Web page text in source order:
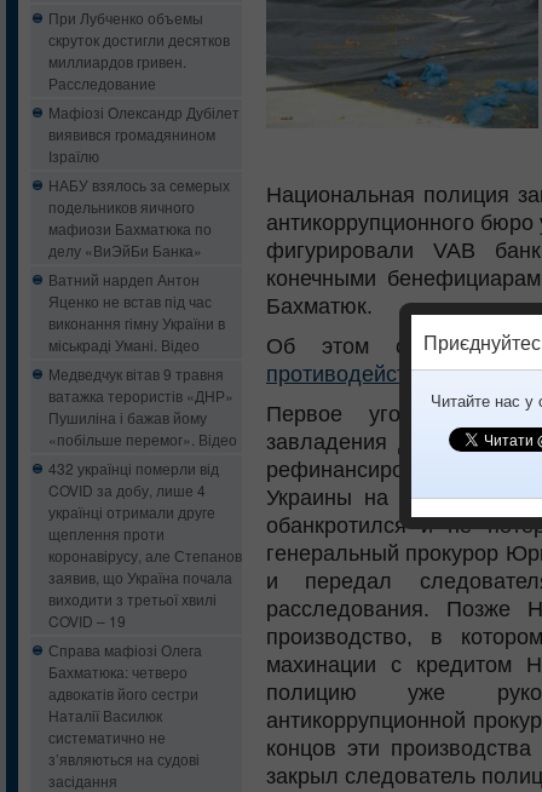
При Лубченко объемы
скруток достигли десятков
миллиардов гривен.
Расследование
Мафіозі Олександр Дубілет
виявився громадянином
Ізраїлю
НАБУ взялось за семерых
подельников яичного
мафиози Бахматюка по
делу «ВиЭйБи Банка»
Ватний нардеп Антон
Яценко не встав під час
виконання гімну України в
міськраді Умані. Відео
Медведчук вітав 9 травня
ватажка терористів «ДНР»
Пушиліна і бажав йому
«побільше перемог». Відео
432 українці померли від
COVID за добу, лише 4
українці отримали друге
щеплення проти
коронавірусу, але Степанов
заявив, що Україна почала
виходити з третьої хвилі
COVID – 19
Справа мафіозі Олега
Бахматюка: четверо
адвокатів його сестри
Наталії Василюк
систематично не
з’являються на судові
засідання
Национальная полиция
антикоррупционного
фигурировали VAB
конечными
Бахматюк.
Об этом сообщает
противодействия
Первое уголовное
завладения
рефинансирования,
Украины на финансовое
обанкротился и не
генеральный прокурор
и передал
расследования. Позже
производство, в
махинации с кредитом
полицию уже
антикоррупционной
концов эти
закрыл следователь
Читайте нас у